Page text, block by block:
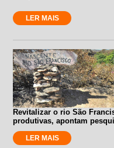
LER MAIS
Revitalizar o rio São
produtivas, apontam
LER MAIS